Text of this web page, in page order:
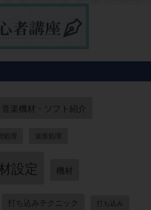
音楽機材・ソフト紹介
処理 波形処理
設定 機材
打ち込みテクニック 打ち込み